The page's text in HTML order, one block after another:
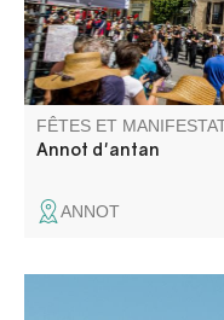
FÊTES ET
Annot d'antan
ANNOT